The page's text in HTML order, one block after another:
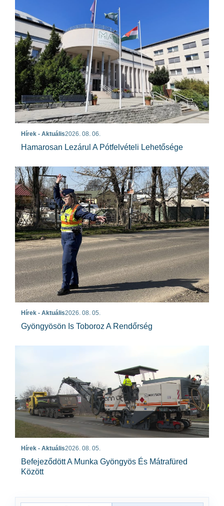
Hírek - Aktuális2026. 08. 06.
Hamarosan Lezárul A Pótfelvételi Lehetősége
Hírek - Aktuális2026. 08. 05.
Gyöngyösön Is Toboroz A Rendőrség
Hírek - Aktuális2026. 08. 05.
Befejeződött A Munka Gyöngyös És Mátrafüred
Között